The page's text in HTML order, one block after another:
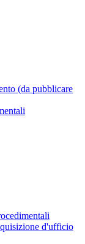
(da pubblicare
d'ufficio